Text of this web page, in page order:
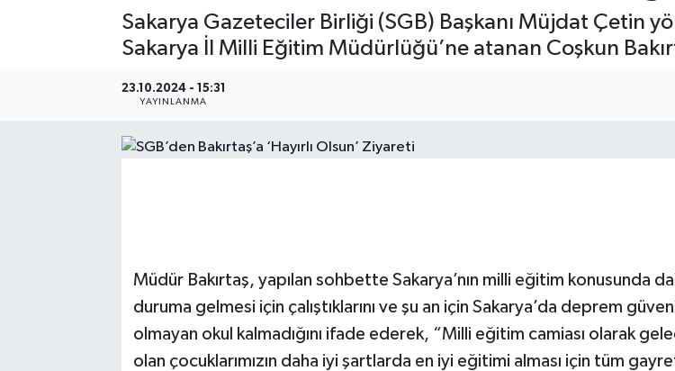
Sakarya Gazeteciler Birliği (SGB) Başkanı Müjdat Çetin
Sakarya İl Milli Eğitim Müdürlüğü’ne atanan Coşkun
23.10.2024 - 15:31
YAYINLANMA
Müdür Bakırtaş, yapılan sohbette Sakarya’nın milli eğitim konusunda
duruma gelmesi için çalıştıklarını ve şu an için Sakarya’da deprem
olmayan okul kalmadığını ifade ederek, “Milli eğitim camiası olarak
olan çocuklarımızın daha iyi şartlarda en iyi eğitimi alması için tüm